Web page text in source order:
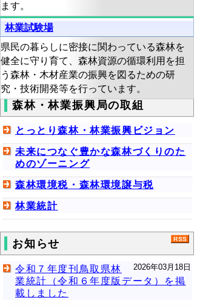
ます。
林業試験場
県民の暮らしに密接に関わっている森林を
健全に守り育て、森林資源の循環利用を担
う森林・木材産業の振興を図るための研
究・技術開発等を行っています。
森林・林業振興局の取組
とっとり森林・林業振興ビジョン
未来につなぐ豊かな森林づくりのた
めのゾーニング
森林環境税・森林環境譲与税
林業統計
お知らせ
2026年03月18日
令和７年度刊鳥取県林
業統計（令和６年度版データ）を掲
載しました